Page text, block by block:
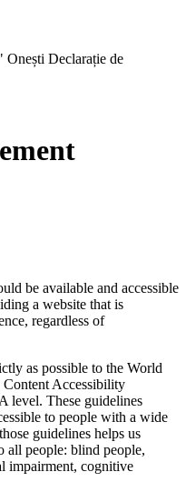
Onești Declarație de
be available and accessible
a website that is
regardless of
as possible to the World
Content Accessibility
level. These guidelines
to people with a wide
guidelines helps us
all people: blind people,
impairment, cognitive